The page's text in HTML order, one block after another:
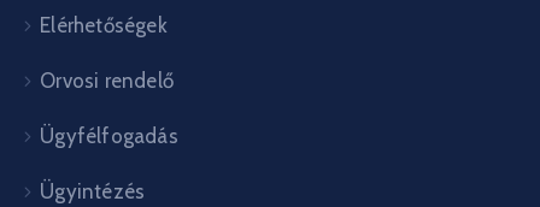
Elérhetőségek
Orvosi rendelő
Ügyfélfogadás
Ügyintézés